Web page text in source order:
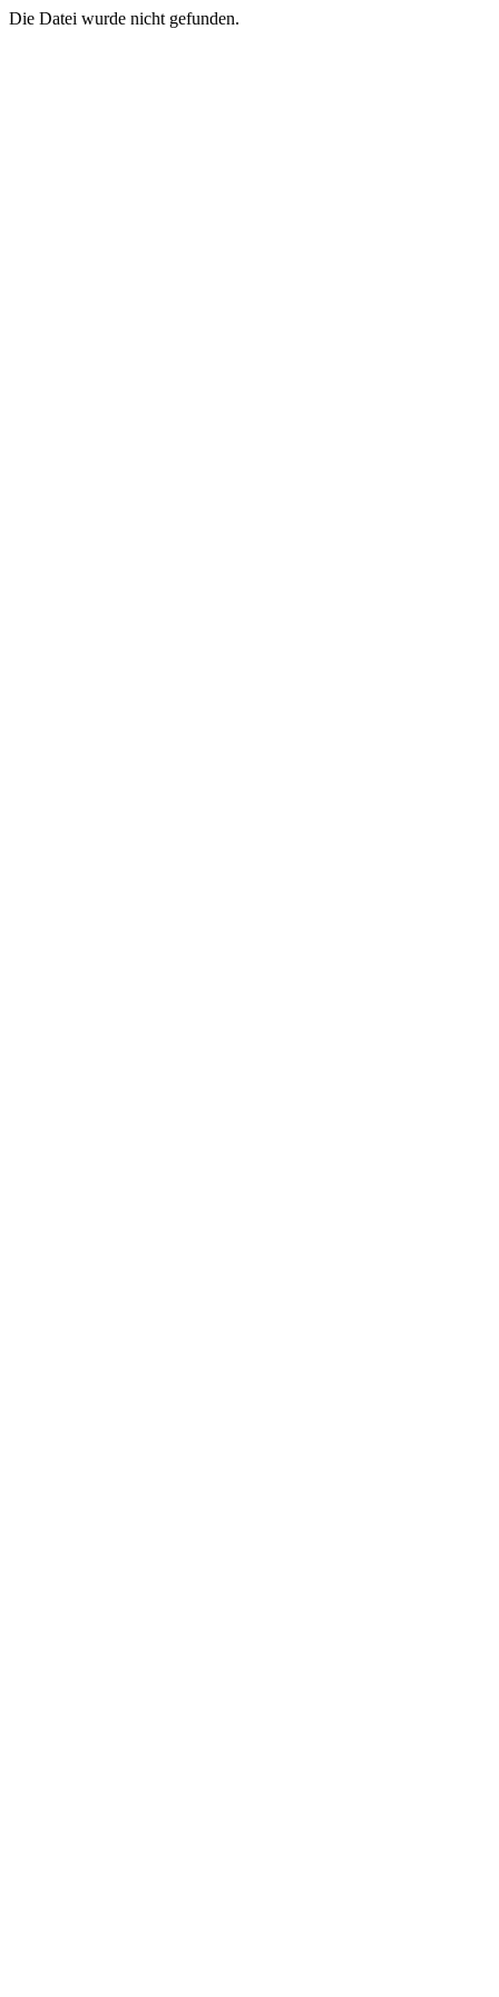
Die Datei wurde nicht gefunden.